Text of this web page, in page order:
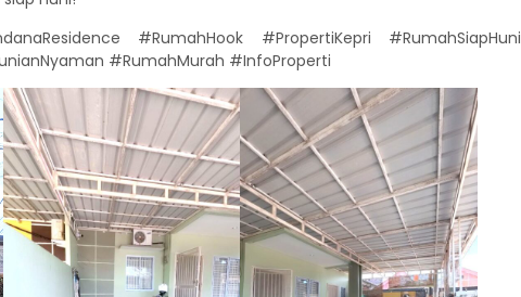
#RumahHook #PropertiKepri #RumahSiapHuni
#RumahMurah #InfoProperti